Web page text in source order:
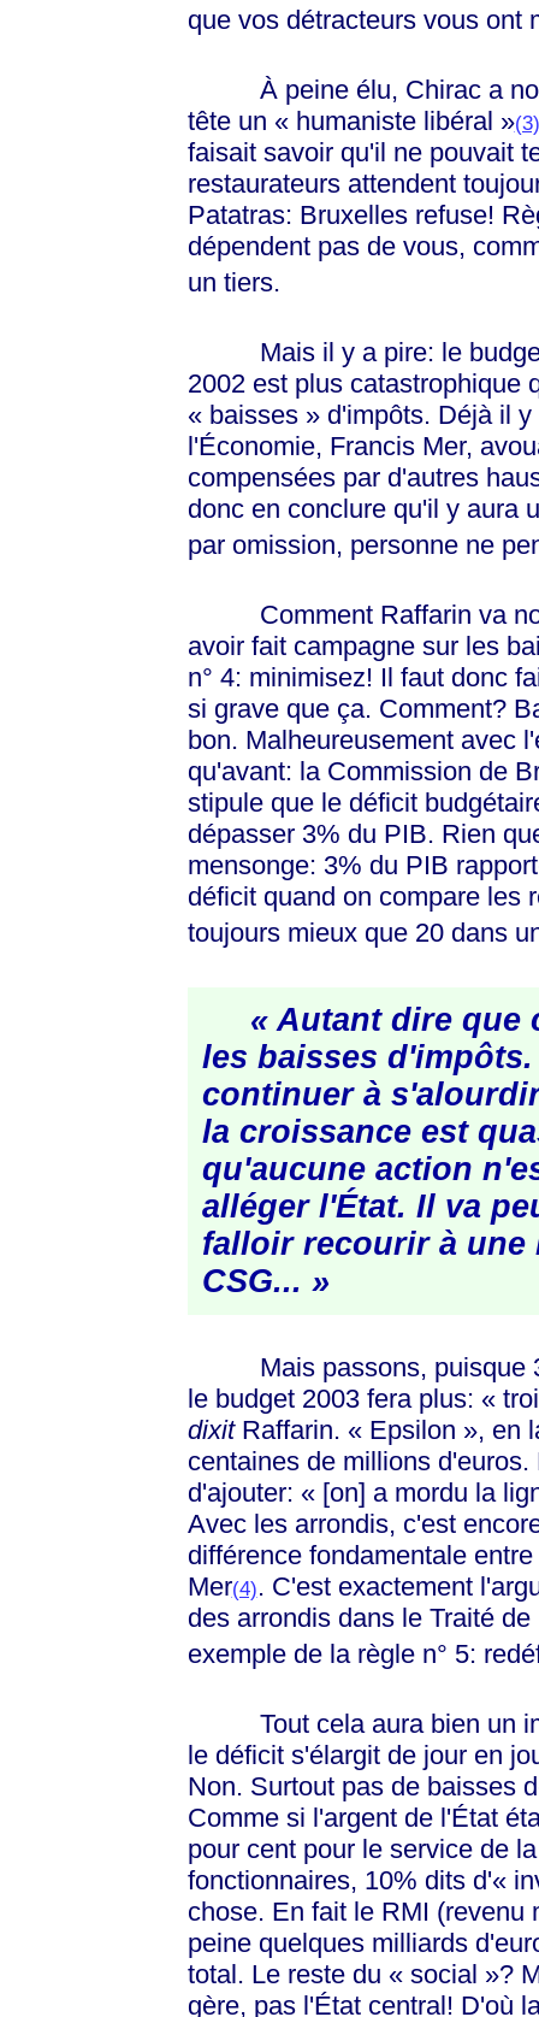
que vos détracteurs vous ont
À peine élu, Chirac a
tête un « humaniste libéral »(3)
faisait savoir qu'il ne pouvait
restaurateurs attendent
Patatras: Bruxelles refuse!
dépendent pas de vous,
un tiers.
Mais il y a pire: le budget
2002 est plus catastrophique
« baisses »d'impôts. Déjà il y
l'Économie, Francis Mer,
compensées par d'autres
donc en conclure qu'il y aura
par omission, personne ne
Comment Raffarin va
avoir fait campagne sur les
n° 4: minimisez! Il faut donc
si grave que ça. Comment?
bon. Malheureusement avec
qu'avant: la Commission de
stipule que le déficit
dépasser 3% du PIB. Rien
mensonge: 3% du PIB
déficit quand on compare les
toujours mieux que 20 dans
« Autant dire que
les baisses
continuer à
la croissance est
qu'aucune action
alléger l'État. Il va
falloir recourir à une
CSG... »
Mais passons, puisque
le budget 2003 fera plus: «
dixit Raffarin. « Epsilon », en
centaines de millions
d'ajouter: « [on] a mordu la
Avec les arrondis, c'est
différence fondamentale
Mer(4). C'est exactement
des arrondis dans le Traité
exemple de la règle n° 5:
Tout cela aura bien un
le déficit s'élargit de jour en
Non. Surtout pas de baisses
Comme si l'argent de l'État
pour cent pour le service de
fonctionnaires, 10% dits d'«
chose. En fait le RMI (revenu
peine quelques milliards
total. Le reste du « social »?
gère, pas l'État central! D'où